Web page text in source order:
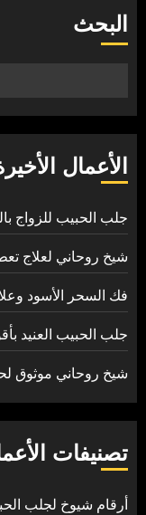
البحث
الأعمال
جلب الحبيب للزواج
شيخ روحاني لعلاج
فك السحر الأسود
جلب الحبيب العنيد
شيخ روحاني موثوق
تصنيفات
أرقام شيوخ لجلب